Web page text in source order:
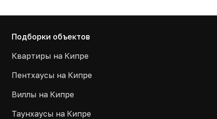
Подборки объектов
Квартиры на Кипре
Пентхаусы на Кипре
Виллы на Кипре
Таунхаусы на Кипре